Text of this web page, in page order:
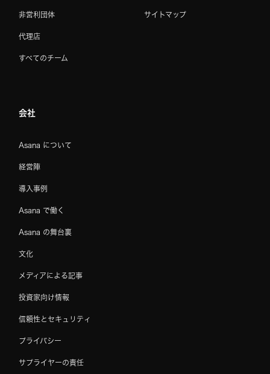
非営利団体
代理店
すべてのチーム
サイトマップ
会社
Asana について
経営陣
導入事例
Asana で働く
Asana の舞台裏
文化
メディアによる記事
投資家向け情報
信頼性とセキュリティ
プライバシー
サプライヤーの責任